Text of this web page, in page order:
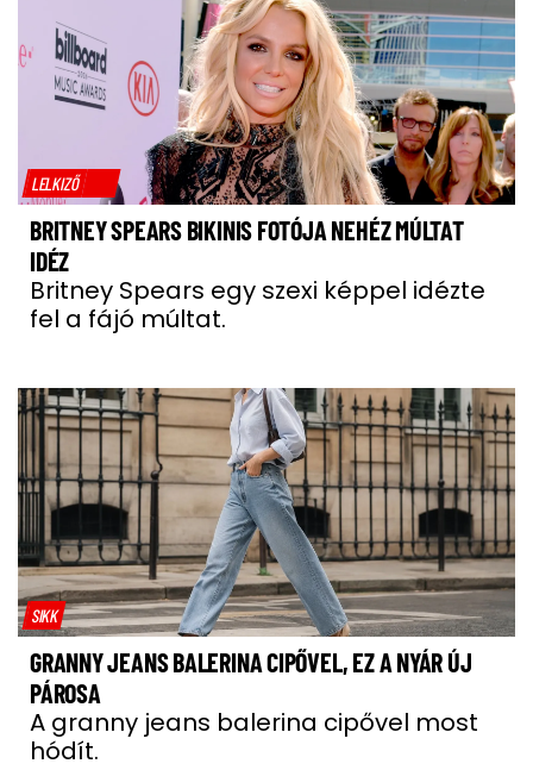
LELKIZŐ
BRITNEY SPEARS BIKINIS FOTÓJA NEHÉZ MÚLTAT
IDÉZ
Britney Spears egy szexi képpel idézte
fel a fájó múltat.
SIKK
GRANNY JEANS BALERINA CIPŐVEL, EZ A NYÁR ÚJ
PÁROSA
A granny jeans balerina cipővel most
hódít.